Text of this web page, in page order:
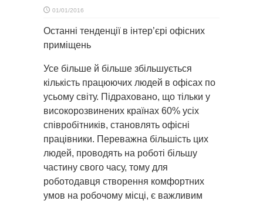
01/01/2016
Останні тенденції в інтер’єрі офісних
приміщень
Усе більше й більше збільшується
кількість працюючих людей в офісах по
усьому світу. Підраховано, що тільки у
високорозвинених країнах 60% усіх
співробітників, становлять офісні
працівники. Переважна більшість цих
людей, проводять на роботі більшу
частину свого часу, тому для
роботодавця створення комфортних
умов на робочому місці, є важливим